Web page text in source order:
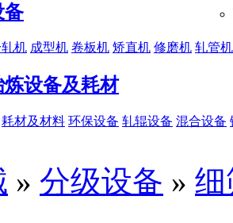
备
机 成型机 卷板机 矫直机 修磨机 轧管机
炼设备及耗材
耗材及材料 环保设备 轧辊设备 混合设备
» 分级设备 » 细